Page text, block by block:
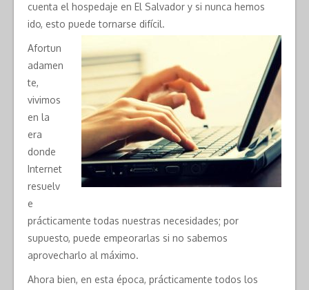
cuenta el hospedaje en El Salvador y si nunca hemos
ido, esto puede tornarse difícil.
Afortun
adamen
te,
vivimos
en la
era
donde
Internet
resuelv
e
prácticamente todas nuestras necesidades; por
supuesto, puede empeorarlas si no sabemos
aprovecharlo al máximo.
Ahora bien, en esta época, prácticamente todos los